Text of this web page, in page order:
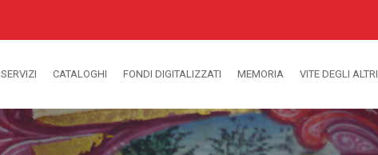
SERVIZI CATALOGHI FONDI DIGITALIZZATI MEMORIA VITE DEGLI ALTRI